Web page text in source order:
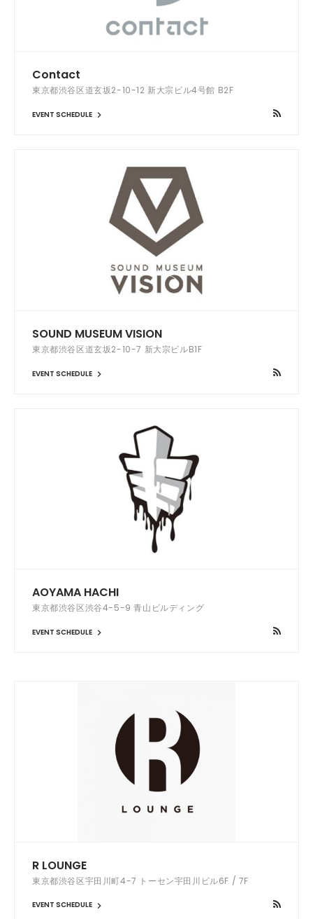
Contact
東京都渋谷区道玄坂2-10-12 新大宗ビル4号館 B2F
EVENT SCHEDULE
SOUND MUSEUM VISION
東京都渋谷区道玄坂2-10-7 新大宗ビルB1F
EVENT SCHEDULE
AOYAMA HACHI
東京都渋谷区渋谷4-5-9 青山ビルディング
EVENT SCHEDULE
R LOUNGE
東京都渋谷区宇田川町4-7 トーセン宇田川ビル6F / 7F
EVENT SCHEDULE